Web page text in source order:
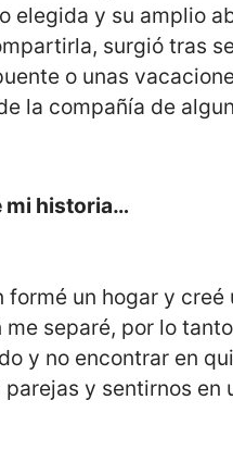
elegida y su amplio
surgió tras
o unas
la compañía de
mi historia…
un hogar y
separé, por lo
y no encontrar en
y sentirnos